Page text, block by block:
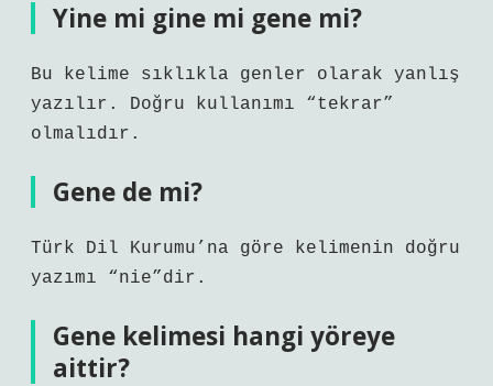
Yine mi gine mi gene mi?
Bu kelime sıklıkla genler olarak yanlış
yazılır. Doğru kullanımı “tekrar”
olmalıdır.
Gene de mi?
Türk Dil Kurumu’na göre kelimenin doğru
yazımı “nie”dir.
Gene kelimesi hangi yöreye
aittir?